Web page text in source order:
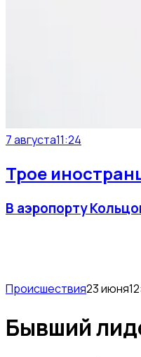
7 августа11:24
Трое
В аэропорту
Происшествия23 июня
Бывший